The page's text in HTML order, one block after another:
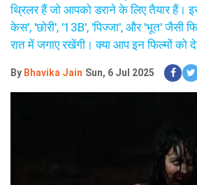
थ्रिलर हैं जो आपको डराने के लिए तैयार हैं।
केस', 'छोरी', '13B', 'पिज्जा', और 'भूत' जैसी
रात में जगाए रखेंगी। क्या आप इन फिल्मों को
By Bhavika Jain Sun, 6 Jul 2025